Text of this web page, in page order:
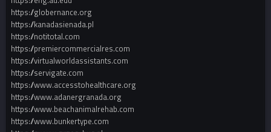
https://globernance.org
https://kanadasienada.pl
https://notitotal.com
https://premiercommercialres.com
https://virtualworldassistants.com
https://servigate.com
https://www.accesstohealthcare.org
https://www.adanergranada.org
https://www.beachanimalrehab.com
https://www.bunkertype.com